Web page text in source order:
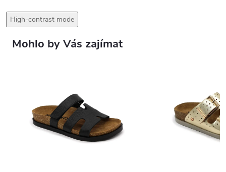
High-contrast mode
Mohlo by Vás zajímat